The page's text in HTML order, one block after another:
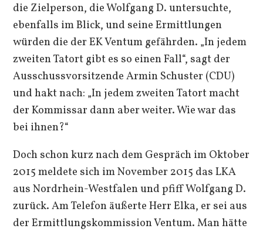
die Zielperson, die Wolfgang D. untersuchte,
ebenfalls im Blick, und seine Ermittlungen
würden die der EK Ventum gefährden. „In jedem
zweiten Tatort gibt es so einen Fall“, sagt der
Ausschussvorsitzende Armin Schuster (CDU)
und hakt nach: „In jedem zweiten Tatort macht
der Kommissar dann aber weiter. Wie war das
bei ihnen?“
Doch schon kurz nach dem Gespräch im Oktober
2015 meldete sich im November 2015 das LKA
aus Nordrhein-Westfalen und pfiff Wolfgang D.
zurück. Am Telefon äußerte Herr Elka, er sei aus
der Ermittlungskommission Ventum. Man hätte